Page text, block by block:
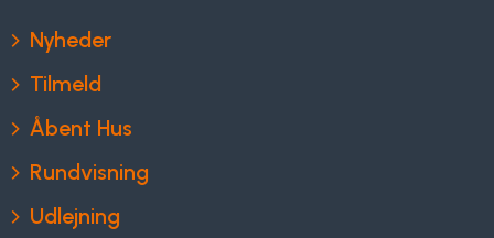
Nyheder
Tilmeld
Åbent Hus
Rundvisning
Udlejning